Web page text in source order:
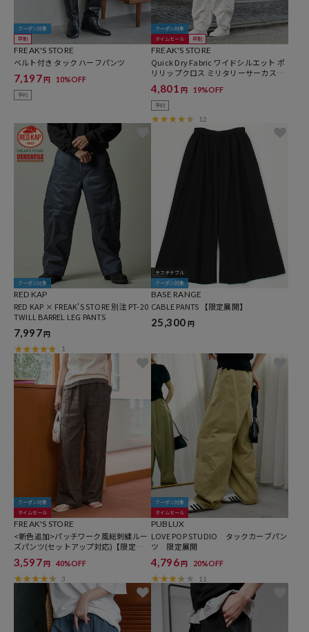
クーポン対象
早割
FREAK'S STORE
ベルト付き タック ハーフパンツ
7,197円 10%OFF
予約
クーポン対象
タイムセール
早割
FREAK'S STORE
Quick Dry Fabric ワイドシルエット ポ
リリップクロス ミリタリーサーカスパ
ンツ/UVカット/速乾 【限定展開】
4,801 円 19%OFF
予約
12
クーポン対象
RED KAP
RED KAP × FREAK'S STORE 別注 PT-20
TWILL BARREL LEG PANTS
7,997円
1
サステナブル
クーポン対象
BASE RANGE
CABLE PANTS 【限定展開】
25,300 円
クーポン対象
タイムセール
FREAK'S STORE
<新色追加>パッチワーク風総刺繍ルー
ズパンツ(セットアップ対応)【限定展
開】
3,597 円 40%OFF
3
クーポン対象
タイムセール
PUBLUX
LOVE POP STUDIO タックカーブパン
ツ 限定展開
4,796 円 20%OFF
11